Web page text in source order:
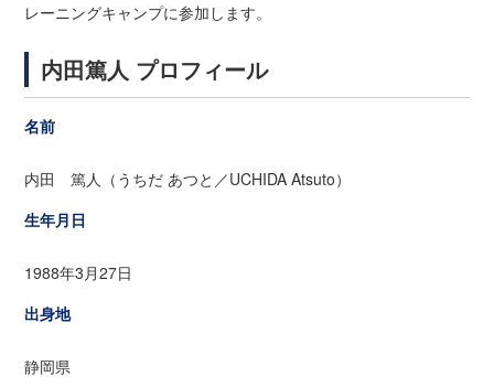
レーニングキャンプに参加します。
内田篤人 プロフィール
名前
内田 篤人（うちだ あつと／UCHIDA Atsuto）
生年月日
1988年3月27日
出身地
静岡県